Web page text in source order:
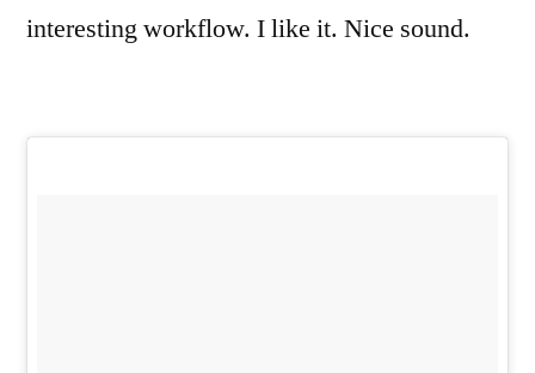
interesting workflow. I like it. Nice sound.